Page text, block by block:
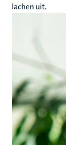
lachen uit.